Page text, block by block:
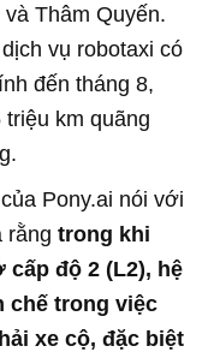
Thâm Quyến.
vụ robotaxi có
đến tháng 8,
km quãng
Pony.ai nói với
rằng trong khi
cấp độ 2 (L2), hệ
chế trong việc
xe cộ, đặc biệt